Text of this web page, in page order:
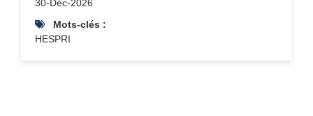
30-Déc-2026
Mots-clés :
HESPRI